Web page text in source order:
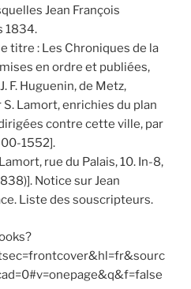
Jean François
1834.
titre : Les Chroniques de la
en ordre et publiées,
F. Huguenin, de Metz,
Lamort, enrichies du plan
contre cette ville, par
1552].
rue du Palais, 10. In-8,
Notice sur Jean
Liste des souscripteurs.